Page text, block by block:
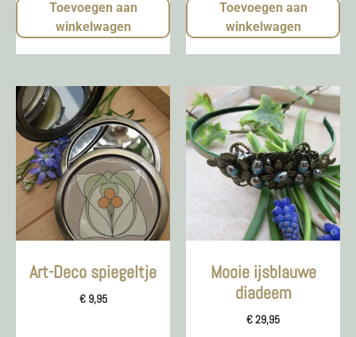
Toevoegen aan
winkelwagen
Toevoegen aan
winkelwagen
Art-Deco spiegeltje
€9,95
Mooie ijsblauwe
diadeem
€29,95